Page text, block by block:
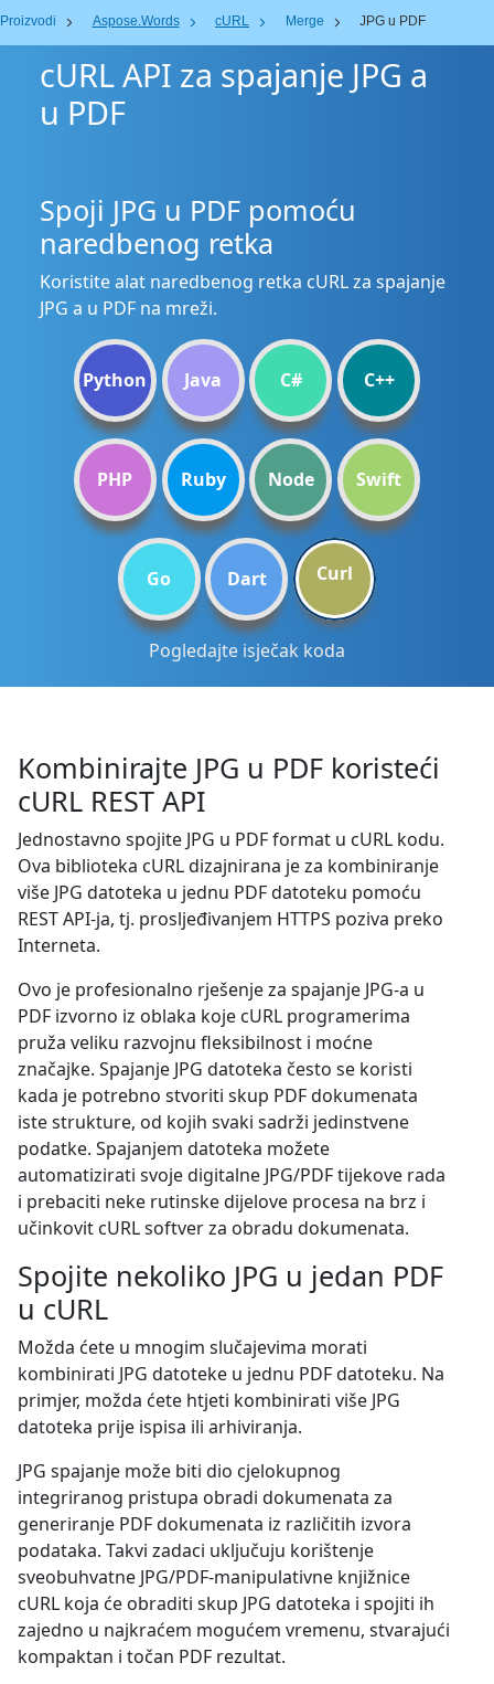
Proizvodi Aspose.Words cURL Merge JPG u PDF
cURL API za spajanje JPG a
u PDF
Spoji JPG u PDF pomoću
naredbenog retka
Koristite alat naredbenog retka cURL za spajanje
JPG a u PDF na mreži.
Python Java C# C++
PHP Ruby Node Swift
Go Dart Curl
Pogledajte isječak koda
Kombinirajte JPG u PDF koristeći
cURL REST API
Jednostavno spojite JPG u PDF format u cURL kodu.
Ova biblioteka cURL dizajnirana je za kombiniranje
više JPG datoteka u jednu PDF datoteku pomoću
REST API-ja, tj. prosljeđivanjem HTTPS poziva preko
Interneta.
Ovo je profesionalno rješenje za spajanje JPG-a u
PDF izvorno iz oblaka koje cURL programerima
pruža veliku razvojnu fleksibilnost i moćne
značajke. Spajanje JPG datoteka često se koristi
kada je potrebno stvoriti skup PDF dokumenata
iste strukture, od kojih svaki sadrži jedinstvene
podatke. Spajanjem datoteka možete
automatizirati svoje digitalne JPG/PDF tijekove rada
i prebaciti neke rutinske dijelove procesa na brz i
učinkovit cURL softver za obradu dokumenata.
Spojite nekoliko JPG u jedan PDF
u cURL
Možda ćete u mnogim slučajevima morati
kombinirati JPG datoteke u jednu PDF datoteku. Na
primjer, možda ćete htjeti kombinirati više JPG
datoteka prije ispisa ili arhiviranja.
JPG spajanje može biti dio cjelokupnog
integriranog pristupa obradi dokumenata za
generiranje PDF dokumenata iz različitih izvora
podataka. Takvi zadaci uključuju korištenje
sveobuhvatne JPG/PDF-manipulativne knjižnice
cURL koja će obraditi skup JPG datoteka i spojiti ih
zajedno u najkraćem mogućem vremenu, stvarajući
kompaktan i točan PDF rezultat.